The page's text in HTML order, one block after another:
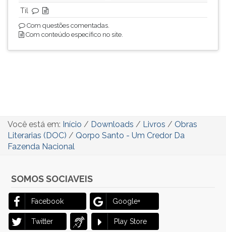
Til
Com questões comentadas.
Com conteúdo específico no site.
Você está em: Início / Downloads / Livros / Obras
Literarias (DOC) / Qorpo Santo - Um Credor Da
Fazenda Nacional
SOMOS SOCIAVEIS
Facebook Google+
Twitter Play Store